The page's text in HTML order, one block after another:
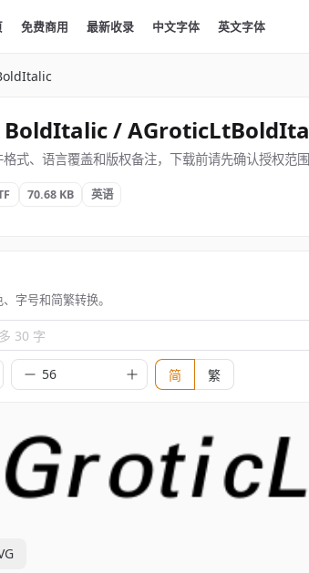
免费商用 最新收录 中文字体 英文字体
BoldItalic /
式、语言覆盖和版权备注，下载前请先确认授权范围
70.68 KB 英语
字号和简繁转换。
30 字
简 繁